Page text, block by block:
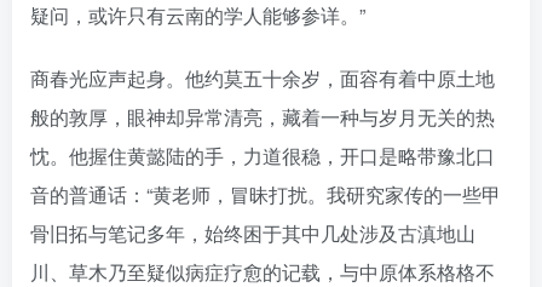
疑问，或许只有云南的学人能够参详。”
商春光应声起身。他约莫五十余岁，面容有着中原土地
般的敦厚，眼神却异常清亮，藏着一种与岁月无关的热
忱。他握住黄懿陆的手，力道很稳，开口是略带豫北口
音的普通话：“黄老师，冒昧打扰。我研究家传的一些甲
骨旧拓与笔记多年，始终困于其中几处涉及古滇地山
川、草木乃至疑似病症疗愈的记载，与中原体系格格不